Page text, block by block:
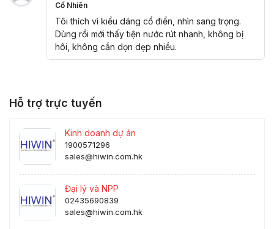
Được xếp
hạng 5 5
sao
Cố Nhiên
Tôi thích vì kiểu dáng cổ điển, nhìn sang trọng.
Dùng rồi mới thấy tiện nước rút nhanh, không bị
hôi, không cần dọn dẹp nhiều.
Hỗ trợ trực tuyến
Kinh doanh dự án
1900571296
sales@hiwin.com.hk
Đại lý và NPP
02435690839
sales@hiwin.com.hk